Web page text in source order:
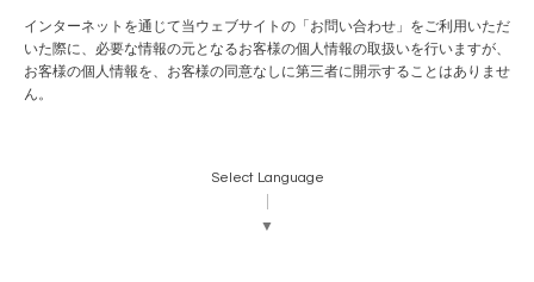
インターネットを通じて当ウェブサイトの「お問い合わせ」をご利用いただ
いた際に、必要な情報の元となるお客様の個人情報の取扱いを行いますが、
お客様の個人情報を、お客様の同意なしに第三者に開示することはありませ
ん。
Select Language
▼